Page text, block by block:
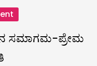
ಸಮಾಗಮ-ಪ್ರೇಮ